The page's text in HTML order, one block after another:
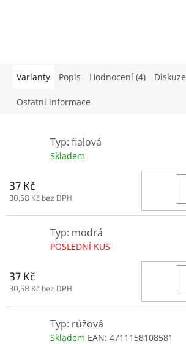
Varianty Popis Hodnocení (4) Diskuze
Ostatní informace
Typ: fialová
Skladem
37 Kč
30,58 Kč bez DPH
Typ: modrá
POSLEDNÍ KUS
37 Kč
30,58 Kč bez DPH
Typ: růžová
Skladem EAN: 4711158108581